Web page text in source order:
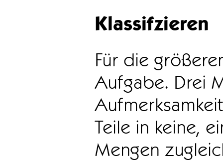
Klassifzieren
Für die
Aufgabe. Drei
Teile in keine,
Mengen